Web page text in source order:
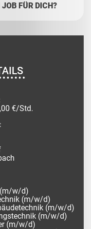
FÜR DICH?
€/Std.
w/d)
(m/w/d)
(m/w/d)
(m/w/d)
(m/w/d)